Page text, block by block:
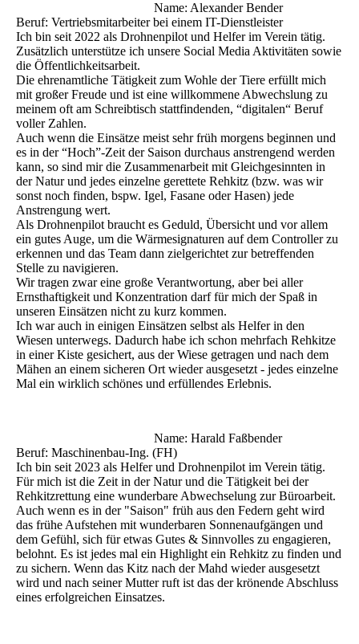
Name: Alexander Bender
Beruf: Vertriebsmitarbeiter bei einem IT-Dienstleister
Ich bin seit 2022 als Drohnenpilot und Helfer im Verein tätig.
Zusätzlich unterstütze ich unsere Social Media Aktivitäten sowie
die Öffentlichkeitsarbeit.
Die ehrenamtliche Tätigkeit zum Wohle der Tiere erfüllt mich
mit großer Freude und ist eine willkommene Abwechslung zu
meinem oft am Schreibtisch stattfindenden, “digitalen“ Beruf
voller Zahlen.
Auch wenn die Einsätze meist sehr früh morgens beginnen und
es in der “Hoch”-Zeit der Saison durchaus anstrengend werden
kann, so sind mir die Zusammenarbeit mit Gleichgesinnten in
der Natur und jedes einzelne gerettete Rehkitz (bzw. was wir
sonst noch finden, bspw. Igel, Fasane oder Hasen) jede
Anstrengung wert.
Als Drohnenpilot braucht es Geduld, Übersicht und vor allem
ein gutes Auge, um die Wärmesignaturen auf dem Controller zu
erkennen und das Team dann zielgerichtet zur betreffenden
Stelle zu navigieren.
Wir tragen zwar eine große Verantwortung, aber bei aller
Ernsthaftigkeit und Konzentration darf für mich der Spaß in
unseren Einsätzen nicht zu kurz kommen.
Ich war auch in einigen Einsätzen selbst als Helfer in den
Wiesen unterwegs. Dadurch habe ich schon mehrfach Rehkitze
in einer Kiste gesichert, aus der Wiese getragen und nach dem
Mähen an einem sicheren Ort wieder ausgesetzt - jedes einzelne
Mal ein wirklich schönes und erfüllendes Erlebnis.
Name: Harald Faßbender
Beruf: Maschinenbau-Ing. (FH)
Ich bin seit 2023 als Helfer und Drohnenpilot im Verein tätig.
Für mich ist die Zeit in der Natur und die Tätigkeit bei der
Rehkitzrettung eine wunderbare Abwechselung zur Büroarbeit.
Auch wenn es in der "Saison" früh aus den Federn geht wird
das frühe Aufstehen mit wunderbaren Sonnenaufgängen und
dem Gefühl, sich für etwas Gutes & Sinnvolles zu engagieren,
belohnt. Es ist jedes mal ein Highlight ein Rehkitz zu finden und
zu sichern. Wenn das Kitz nach der Mahd wieder ausgesetzt
wird und nach seiner Mutter ruft ist das der krönende Abschluss
eines erfolgreichen Einsatzes.